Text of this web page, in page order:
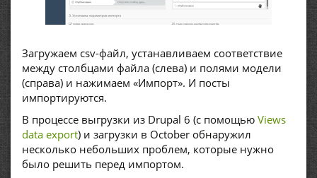
Загружаем csv-файл, устанавливаем соответствие
между столбцами файла (слева) и полями модели
(справа) и нажимаем «Импорт». И посты
импортируются.
В процессе выгрузки из Drupal 6 (с помощью Views
data export) и загрузки в October обнаружил
несколько небольших проблем, которые нужно
было решить перед импортом.